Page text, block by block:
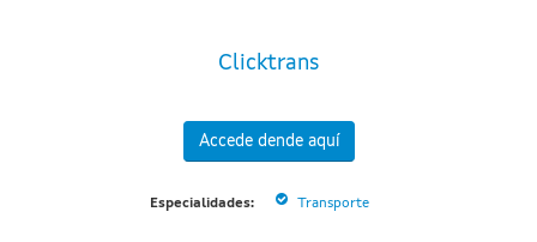
Clicktrans
Accede dende aquí
Especialidades: Transporte